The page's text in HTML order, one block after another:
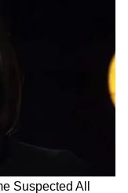
জাতকদের।